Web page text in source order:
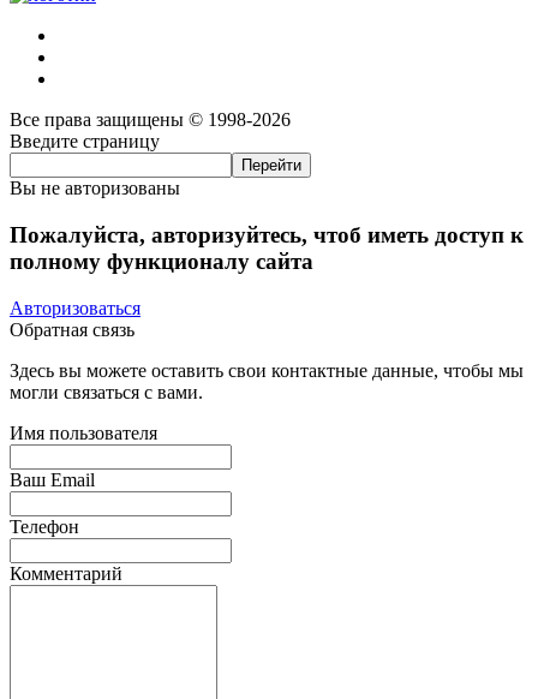
Все права защищены © 1998-2026
Введите страницу
Вы не авторизованы
Пожалуйста, авторизуйтесь, чтоб иметь доступ к
полному функционалу сайта
Авторизоваться
Обратная связь
Здесь вы можете оставить свои контактные данные, чтобы мы
могли связаться с вами.
Имя пользователя
Ваш Email
Телефон
Комментарий